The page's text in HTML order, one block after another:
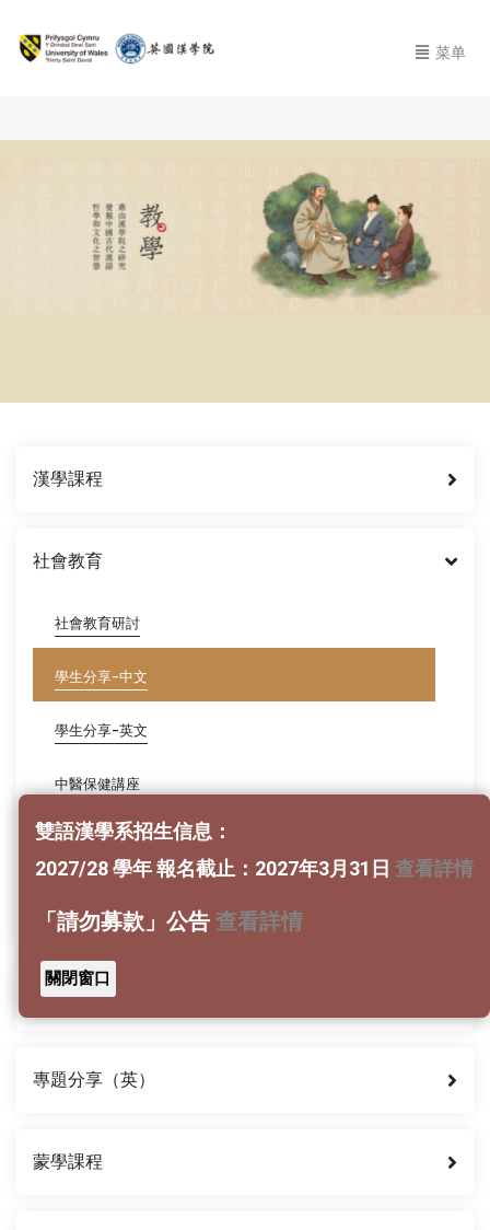
菜单
漢學課程
社會教育
社會教育研討
學生分享-中文
學生分享-英文
中醫保健講座
中醫養生專題講座
專題分享（中）
專題分享（英）
蒙學課程
雙語漢學系招生信息：
2027/28 學年 報名截止：2027年3月31日 查看詳情
「請勿募款」公告 查看詳情
關閉窗口